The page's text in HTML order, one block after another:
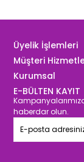
Üyelik İşlemleri
Müşteri
Kurumsal
E-BÜLTEN KAYIT
haberdar olun.